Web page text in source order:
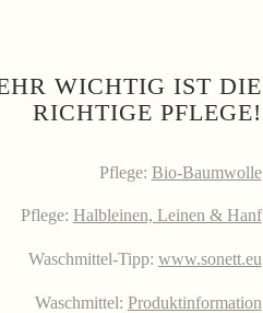
WICHTIG IST DIE
RICHTIGE PFLEGE!
Pflege: Bio-Baumwolle
Pflege: Halbleinen, Leinen & Hanf
Waschmittel-Tipp: www.sonett.eu
Waschmittel: Produktinformation